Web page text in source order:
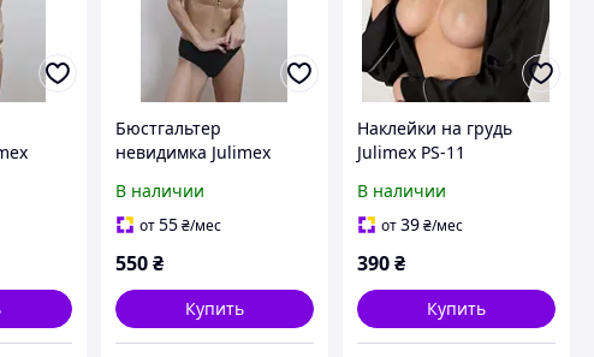
Бюстгальтер
невидимка Julimex
В наличии
от55 ₴/мес
550 ₴
Купить
Наклейки на грудь
Julimex PS-11
В наличии
от39₴/мес
390₴
Купить